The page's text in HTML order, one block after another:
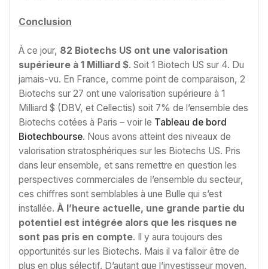
Conclusion
À ce jour, 82 Biotechs US ont une valorisation
supérieure à 1 Milliard $. Soit 1 Biotech US sur 4. Du
jamais-vu. En France, comme point de comparaison, 2
Biotechs sur 27 ont une valorisation supérieure à 1
Milliard $ (DBV, et Cellectis) soit 7% de l’ensemble des
Biotechs cotées à Paris – voir le Tableau de bord
Biotechbourse. Nous avons atteint des niveaux de
valorisation stratosphériques sur les Biotechs US. Pris
dans leur ensemble, et sans remettre en question les
perspectives commerciales de l’ensemble du secteur,
ces chiffres sont semblables à une Bulle qui s’est
installée. À l’heure actuelle, une grande partie du
potentiel est intégrée alors que les risques ne
sont pas pris en compte. Il y aura toujours des
opportunités sur les Biotechs. Mais il va falloir être de
plus en plus sélectif. D’autant que l’investisseur moyen,